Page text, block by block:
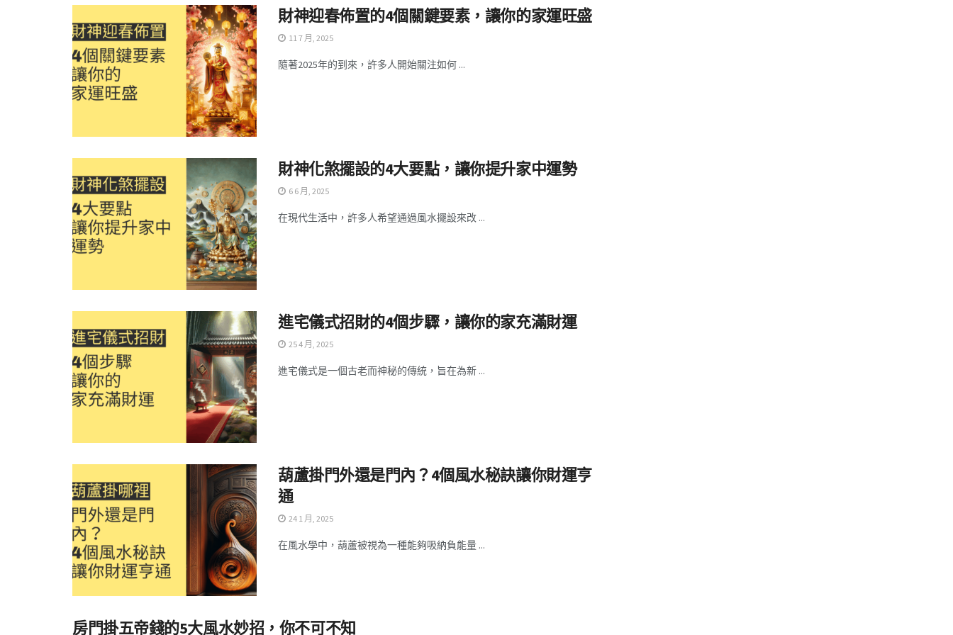
財神迎春佈置的4個關鍵要素，讓你的家運旺盛
11 7 月, 2025
隨著2025年的到來，許多人開始關注如何 ...
財神化煞擺設的4大要點，讓你提升家中運勢
6 6 月, 2025
在現代生活中，許多人希望通過風水擺設來改 ...
進宅儀式招財的4個步驟，讓你的家充滿財運
25 4 月, 2025
進宅儀式是一個古老而神秘的傳統，旨在為新 ...
葫蘆掛門外還是門內？4個風水秘訣讓你財運亨
通
24 1 月, 2025
在風水學中，葫蘆被視為一種能夠吸納負能量 ...
房門掛五帝錢的5大風水妙招，你不可不知